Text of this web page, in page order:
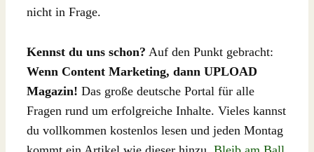
nicht in Frage.
Kennst du uns schon? Auf den Punkt gebracht:
Wenn Content Marketing, dann UPLOAD
Magazin! Das große deutsche Portal für alle
Fragen rund um erfolgreiche Inhalte. Vieles kannst
du vollkommen kostenlos lesen und jeden Montag